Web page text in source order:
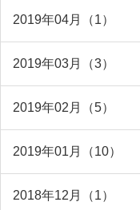
2019年04月（1）
2019年03月（3）
2019年02月（5）
2019年01月（10）
2018年12月（1）